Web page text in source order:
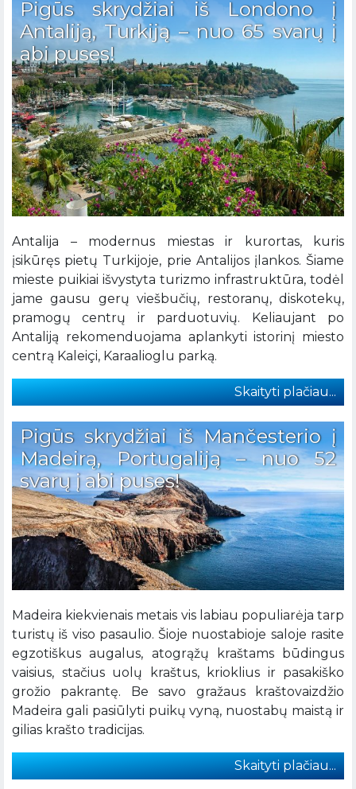
Pigūs skrydžiai iš Londono į
Antaliją, Turkiją – nuo 65 svarų į
abi puses!
Antalija – modernus miestas ir kurortas, kuris
įsikūręs pietų Turkijoje, prie Antalijos įlankos. Šiame
mieste puikiai išvystyta turizmo infrastruktūra, todėl
jame gausu gerų viešbučių, restoranų, diskotekų,
pramogų centrų ir parduotuvių. Keliaujant po
Antaliją rekomenduojama aplankyti istorinį miesto
centrą Kaleiçi, Karaalioglu parką.
Skaityti plačiau...
Pigūs skrydžiai iš Mančesterio į
Madeirą, Portugaliją – nuo 52
svarų į abi puses!
Madeira kiekvienais metais vis labiau populiarėja tarp
turistų iš viso pasaulio. Šioje nuostabioje saloje rasite
egzotiškus augalus, atogrąžų kraštams būdingus
vaisius, stačius uolų kraštus, krioklius ir pasakiško
grožio pakrantę. Be savo gražaus kraštovaizdžio
Madeira gali pasiūlyti puikų vyną, nuostabų maistą ir
gilias krašto tradicijas.
Skaityti plačiau...